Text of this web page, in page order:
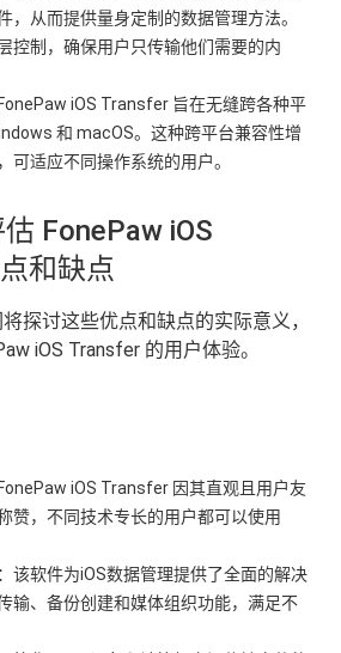
，从而提供量身定制的数据管理方法。
控制，确保用户只传输他们需要的内
iOS Transfer 旨在无缝跨各种平
和 macOS。这种跨平台兼容性增
可适应不同操作系统的用户。
FonePaw iOS
和缺点
探讨这些优点和缺点的实际意义，
iOS Transfer 的用户体验。
iOS Transfer 因其直观且用户友
赞，不同技术专长的用户都可以使用
该软件为iOS数据管理提供了全面的解决
输、备份创建和媒体组织功能，满足不